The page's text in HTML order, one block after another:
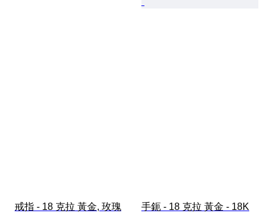
戒指 - 18 克拉 黃金, 玫瑰
手鈪 - 18 克拉 黃金 - 18K